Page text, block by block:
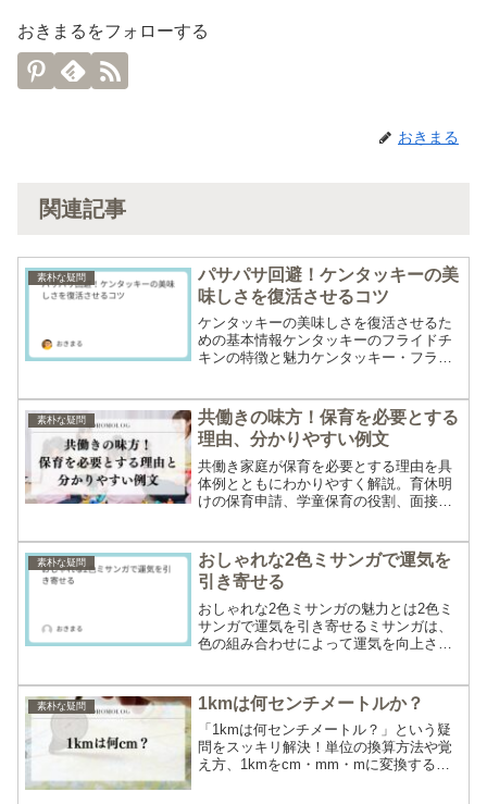
おきまるをフォローする
おきまる
関連記事
素朴な疑問
パサパサ回避！ケンタッキーの美
味しさを復活させるコツ
ケンタッキーの美味しさを復活させるた
めの基本情報ケンタッキーのフライドチ
キンの特徴と魅力ケンタッキー・フライ
ューシーな鶏肉が特徴です。外はカリッ
と、中はしっとりとし...
素朴な疑問
共働きの味方！保育を必要とする
理由、分かりやすい例文
共働き家庭が保育を必要とする理由を具
体例とともにわかりやすく解説。育休明
けの保育申請、学童保育の役割、面接で
素朴な疑問
おしゃれな2色ミサンガで運気を
引き寄せる
おしゃれな2色ミサンガの魅力とは2色ミ
サンガで運気を引き寄せるミサンガは、
色の組み合わせによって運気を向上させ
持つ意味を効果的に取り入れられるのが
魅力です。ミサンガの...
素朴な疑問 1kmは何センチメートルか？
「1kmは何センチメートル？」という疑
問をスッキリ解決！単位の換算方法や覚
え方、1kmをcm・mm・mに変換する具